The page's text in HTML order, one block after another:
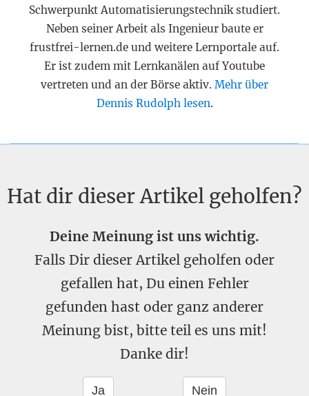
Schwerpunkt Automatisierungstechnik studiert.
Neben seiner Arbeit als Ingenieur baute er
frustfrei-lernen.de und weitere Lernportale auf.
Er ist zudem mit Lernkanälen auf Youtube
vertreten und an der Börse aktiv. Mehr über
Dennis Rudolph lesen.
Hat dir dieser Artikel geholfen?
Deine Meinung ist uns wichtig.
Falls Dir dieser Artikel geholfen oder
gefallen hat, Du einen Fehler
gefunden hast oder ganz anderer
Meinung bist, bitte teil es uns mit!
Danke dir!